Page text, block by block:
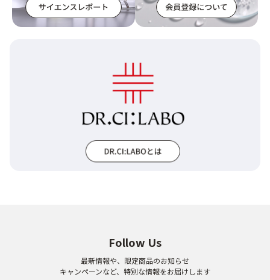
Follow Us
最新情報や、限定商品のお知らせ
キャンペーンなど、特別な情報をお届けします